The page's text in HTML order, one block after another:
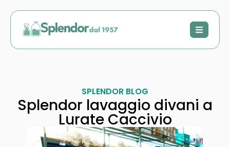
SPLENDOR BLOG
Splendor lavaggio divani a
Lurate Caccivio